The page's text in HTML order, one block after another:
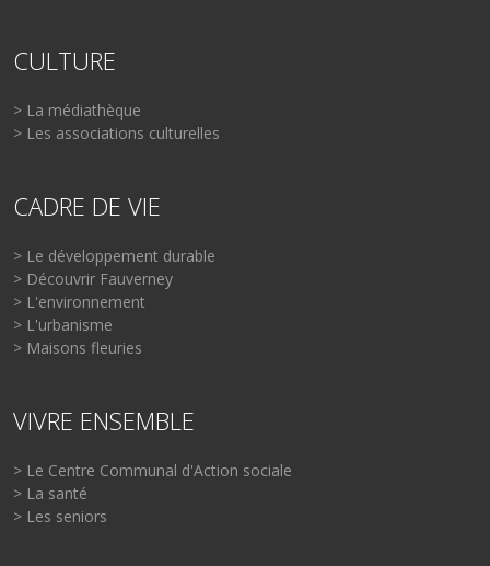
CULTURE
> La médiathèque
> Les associations culturelles
CADRE DE VIE
> Le développement durable
> Découvrir Fauverney
> L'environnement
> L'urbanisme
> Maisons fleuries
VIVRE ENSEMBLE
> Le Centre Communal d'Action sociale
> La santé
> Les seniors